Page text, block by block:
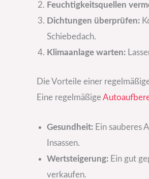
Feuchtigkeitsquellen
Dichtungen überprüfen:
Schiebedach.
Klimaanlage warten:
Die Vorteile einer
Eine regelmäßige
Gesundheit: Ein sauberes
Insassen.
Wertsteigerung: Ein gut
verkaufen.